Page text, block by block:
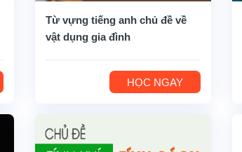
Từ vựng tiếng anh chủ đề về
vật dụng gia đình
HỌC NGAY